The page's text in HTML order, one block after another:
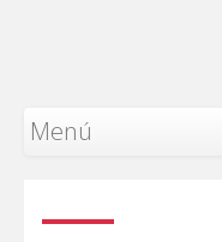
Menú
Inicio